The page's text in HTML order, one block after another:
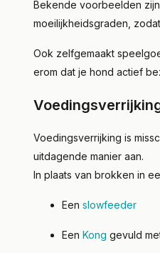
Bekende voorbeelden
moeilijkheidsgraden,
Ook zelfgemaakt
erom dat je hond actief
Voedingsverrijking is
uitdagende manier aan.
In plaats van brokken in
Een slowfeeder
Een Kong gevuld